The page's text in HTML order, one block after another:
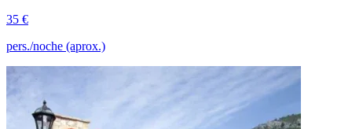
35 €
pers./noche (aprox.)